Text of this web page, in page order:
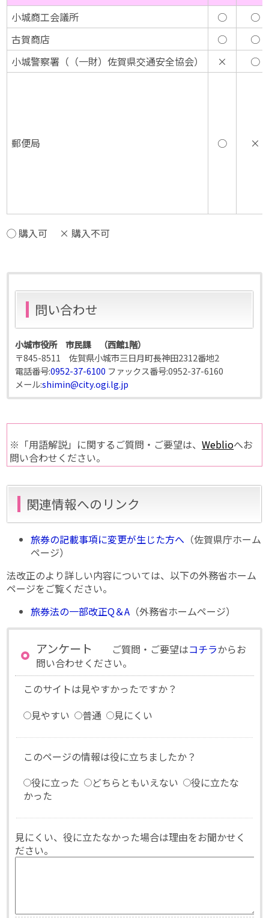
小城商工会議所
○
○
古賀商店
○
○
小城警察署（（一財）佐賀県交通安全協会）
× ○
郵便局 ○ ×
◯ 購入可 × 購入不可
問い合わせ
小城市役所 市民課 （西館1階）
〒845-8511 佐賀県小城市三日月町長神田2312番地2
電話番号:0952-37-6100 ファックス番号:0952-37-6160
メール:shimin@city.ogi.lg.jp
※「用語解説」に関するご質問・ご要望は、Weblioへお
問い合わせください。
関連情報へのリンク
旅券の記載事項に変更が生じた方へ （佐賀県庁ホーム
ページ）
法改正のより詳しい内容については、以下の外務省ホーム
ページをご覧ください。
旅券法の一部改正Q＆A （外務省ホームページ）
アンケート ご質問・ご要望はコチラからお
問い合わせください。
このサイトは見やすかったですか？
見やすい
普通 見にくい
このページの情報は役に立ちましたか？
役に立った
どちらともいえない
役に立たな
かった
見にくい、役に立たなかった場合は理由をお聞かせく
ださい。